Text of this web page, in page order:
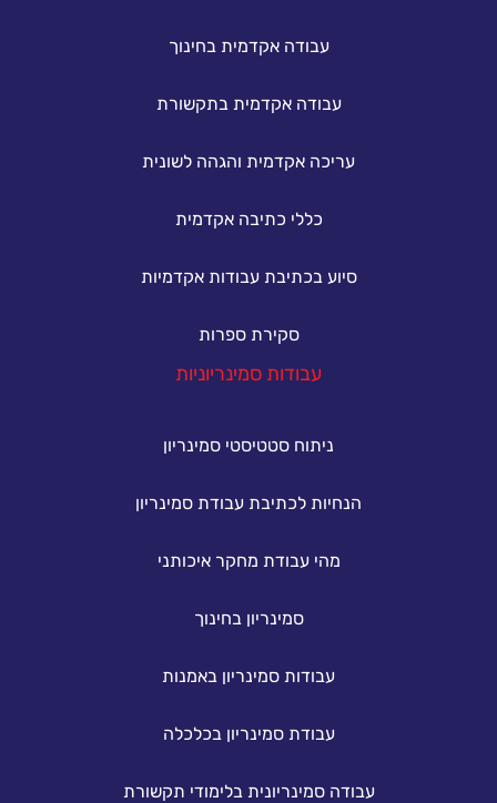
עבודה אקדמית בחינוך
עבודה אקדמית בתקשורת
עריכה אקדמית והגהה לשונית
כללי כתיבה אקדמית
סיוע בכתיבת עבודות אקדמיות
סקירת ספרות
עבודות סמינריוניות
ניתוח סטטיסטי סמינריון
הנחיות לכתיבת עבודת סמינריון
מהי עבודת מחקר איכותני
סמינריון בחינוך
עבודות סמינריון באמנות
עבודת סמינריון בכלכלה
עבודה סמינריונית בלימודי תקשורת